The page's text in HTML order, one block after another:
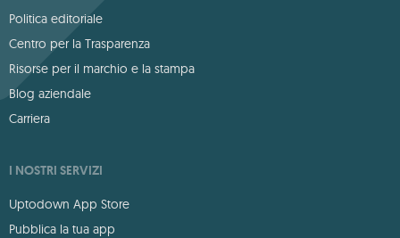
Politica editoriale
Centro per la Trasparenza
Risorse per il marchio e la stampa
Blog aziendale
Carriera
I NOSTRI SERVIZI
Uptodown App Store
Pubblica la tua app